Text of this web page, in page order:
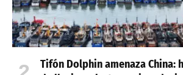
Tifón Dolphin amenaza China: